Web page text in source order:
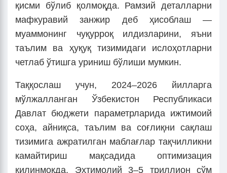
қисми бўлиб қолмоқда. Рамзий деталларни
мафкуравий занжир деб ҳисоблаш —
муаммонинг чуқурроқ илдизларини, яъни
таълим ва ҳуқуқ тизимидаги ислоҳотларни
четлаб ўтишга уриниш бўлиши мумкин.
Таққослаш учун, 2024–2026 йилларга
мўлжалланган Ўзбекистон Республикаси
Давлат бюджети параметрларида ижтимоий
соҳа, айниқса, таълим ва соғлиқни сақлаш
тизимига ажратилган маблағлар тақчилликни
камайтириш мақсадида оптимизация
қилинмоқда. Эҳтимолий 3–5 триллион сўм